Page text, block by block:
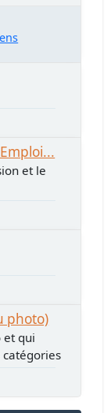
et le
photo)
et qui
catégories